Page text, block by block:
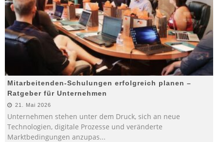
Mitarbeitenden-Schulungen erfolgreich planen –
Ratgeber für Unternehmen
21. Mai 2026
Unternehmen stehen unter dem Druck, sich an neue
Technologien, digitale Prozesse und veränderte
Marktbedingungen anzupas...